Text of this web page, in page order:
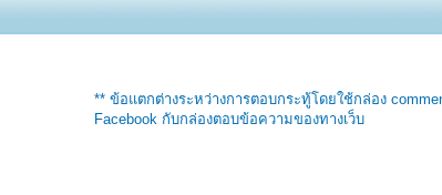
** ข้อแตกต่างระหว่างการตอบกระทู้โดยใช้กล่อง
Facebook กับกล่องตอบข้อความของทางเว็บ